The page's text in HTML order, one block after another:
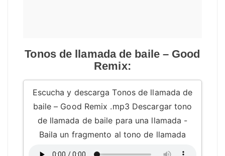
Tonos de llamada de baile – Good
Remix:
Escucha y descarga Tonos de llamada de
baile – Good Remix .mp3 Descargar tono
de llamada de baile para una llamada -
Baila un fragmento al tono de llamada